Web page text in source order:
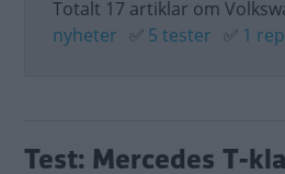
Totalt 17 artiklar om
nyheter ✅ 5 tester ✅ 1
Test: Mercedes T-